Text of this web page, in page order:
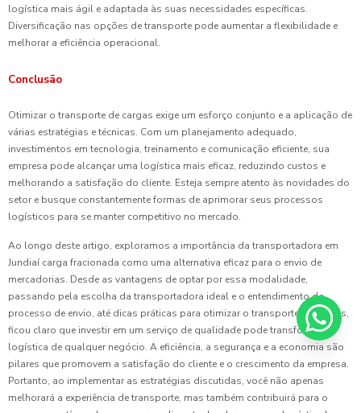
logística mais ágil e adaptada às suas necessidades específicas.
Diversificação nas opções de transporte pode aumentar a flexibilidade e
melhorar a eficiência operacional.
Conclusão
Otimizar o transporte de cargas exige um esforço conjunto e a aplicação de
várias estratégias e técnicas. Com um planejamento adequado,
investimentos em tecnologia, treinamento e comunicação eficiente, sua
empresa pode alcançar uma logística mais eficaz, reduzindo custos e
melhorando a satisfação do cliente. Esteja sempre atento às novidades do
setor e busque constantemente formas de aprimorar seus processos
logísticos para se manter competitivo no mercado.
Ao longo deste artigo, exploramos a importância da transportadora em
Jundiaí carga fracionada como uma alternativa eficaz para o envio de
mercadorias. Desde as vantagens de optar por essa modalidade,
passando pela escolha da transportadora ideal e o entendimento do
processo de envio, até dicas práticas para otimizar o transporte de cargas,
ficou claro que investir em um serviço de qualidade pode transformar a
logística de qualquer negócio. A eficiência, a segurança e a economia são
pilares que promovem a satisfação do cliente e o crescimento da empresa.
Portanto, ao implementar as estratégias discutidas, você não apenas
melhorará a experiência de transporte, mas também contribuirá para o